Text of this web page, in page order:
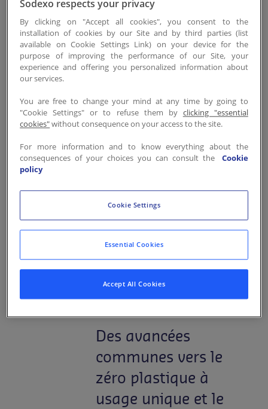
Contactez-nous
EN-LU / FR-LU
PwC et Sodexo s’engagent
dans la lutte contre le zéro
plastique à usage unique.
Depuis quelques années, la
réduction de la consommation
de plastique à usage unique est
au centre des attentions des
concrètes réalisées en
collaboration avec notre client
PwC au Luxembourg.
Des avancées
communes vers le
zéro plastique à
usage unique et le
Sodexo respects your privacy
By clicking on "Accept all cookies", you consent to the
installation of cookies by our Site and by third parties (list
available on Cookie Settings Link) on your device for the
purpose of improving the performance of our Site, your
experience and offering you personalized information about
our services.
You are free to change your mind at any time by going to
"Cookie Settings" or to refuse them by clicking "essential
cookies"without consequence on your access to the site.
For more information and to know everything about the
consequences of your choices you can consult the
Cookie
policy
Cookie Settings
Essential Cookies
Accept All Cookies